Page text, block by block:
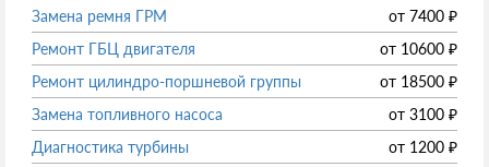
Замена ремня ГРМ
от 7400 ₽
Ремонт ГБЦ двигателя
от 10600 ₽
Ремонт цилиндро-поршневой группы
от 18500 ₽
Замена топливного насоса
от 3100 ₽
Диагностика турбины
от 1200 ₽